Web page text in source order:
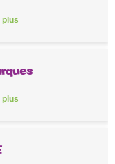
plus
plus